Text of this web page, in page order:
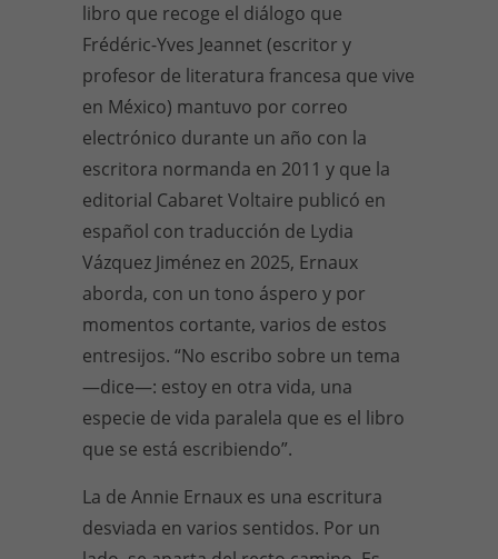
libro que recoge el diálogo que
Frédéric-Yves Jeannet (escritor y
profesor de literatura francesa que vive
en México) mantuvo por correo
electrónico durante un año con la
escritora normanda en 2011 y que la
editorial Cabaret Voltaire publicó en
español con traducción de Lydia
Vázquez Jiménez en 2025, Ernaux
aborda, con un tono áspero y por
momentos cortante, varios de estos
entresijos. “No escribo sobre un tema
—dice—: estoy en otra vida, una
especie de vida paralela que es el libro
que se está escribiendo”.
La de Annie Ernaux es una escritura
desviada en varios sentidos. Por un